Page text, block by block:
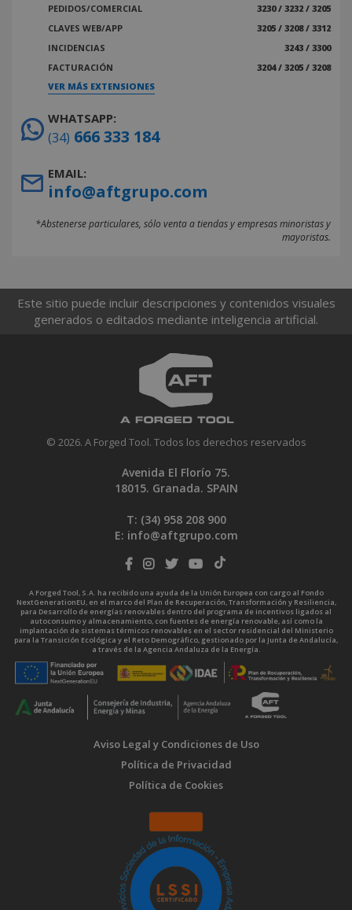
PEDIDOS/COMERCIAL
3230 / 3232 / 3205
CLAVES WEB/APP
3205 / 3208 / 3312
INCIDENCIAS
3243 / 3300
FACTURACIÓN
3204 / 3205 / 3208
VER MÁS EXTENSIONES
WHATSAPP:
(34) 666 333 184
EMAIL:
info@aftgrupo.com
*Abstenerse particulares, sólo venta a tiendas y empresas minoristas y
mayoristas.
Este sitio puede incluir descripciones y contenidos visuales
generados o editados mediante inteligencia artificial.
© 2026. A Forged Tool. Todos los derechos reservados
Avenida El Florío 75.
18015. Granada. SPAIN
T: (34) 958 208 900
E: info@aftgrupo.com
A Forged Tool, S.A. ha recibido una ayuda de la Unión Europea con cargo al Fondo
NextGenerationEU, en el marco del Plan de Recuperación, Transformación y Resiliencia,
para Desarrollo de energías renovables dentro del programa de incentivos ligados al
autoconsumo y almacenamiento, con fuentes de energía renovable, así como la
implantación de sistemas térmicos renovables en el sector residencial del Ministerio
para la Transición Ecológica y el Reto Demográfico, gestionado por la Junta de Andalucía,
a través de la Agencia Andaluza de la Energía.
Aviso Legal y Condiciones de Uso
Política de Privacidad
Política de Cookies